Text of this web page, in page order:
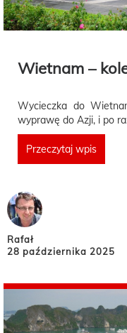
Wietnam –
Wycieczka do
wyprawę do Azji, i po
Przeczytaj wpis
Rafał
28 października 2025